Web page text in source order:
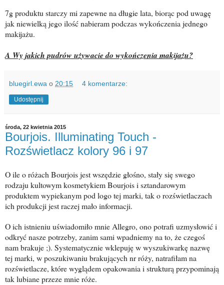
7g produktu starczy mi zapewne na długie lata, biorąc pod uwagę
jak niewielką jego ilość nabieram podczas wykończenia jednego
makijażu.
A Wy jakich pudrów używacie do wykończenia makijażu?
bluegirl.ewa o 20:15 4 komentarze:
Udostępnij
środa, 22 kwietnia 2015
Bourjois. Illuminating Touch -
Rozświetlacz kolory 96 i 97
O ile o różach Bourjois jest wszędzie głośno, stały się swego
rodzaju kultowym kosmetykiem Bourjois i sztandarowym
produktem wypiekanym pod logo tej marki, tak o rozświetlaczach
ich produkcji jest raczej mało informacji.
O ich istnieniu uświadomiło mnie Allegro, ono potrafi uzmysłowić i
odkryć nasze potrzeby, zanim sami wpadniemy na to, że czegoś
nam brakuje ;). Systematycznie wklepuję w wyszukiwarkę nazwę
tej marki, w poszukiwaniu brakujących nr róży, natrafiłam na
rozświetlacze, które wyglądem opakowania i strukturą przypominają
tak lubiane przeze mnie róże.